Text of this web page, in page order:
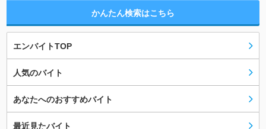
かんたん検索はこちら
エンバイトTOP
人気のバイト
あなたへのおすすめバイト
最近見たバイト